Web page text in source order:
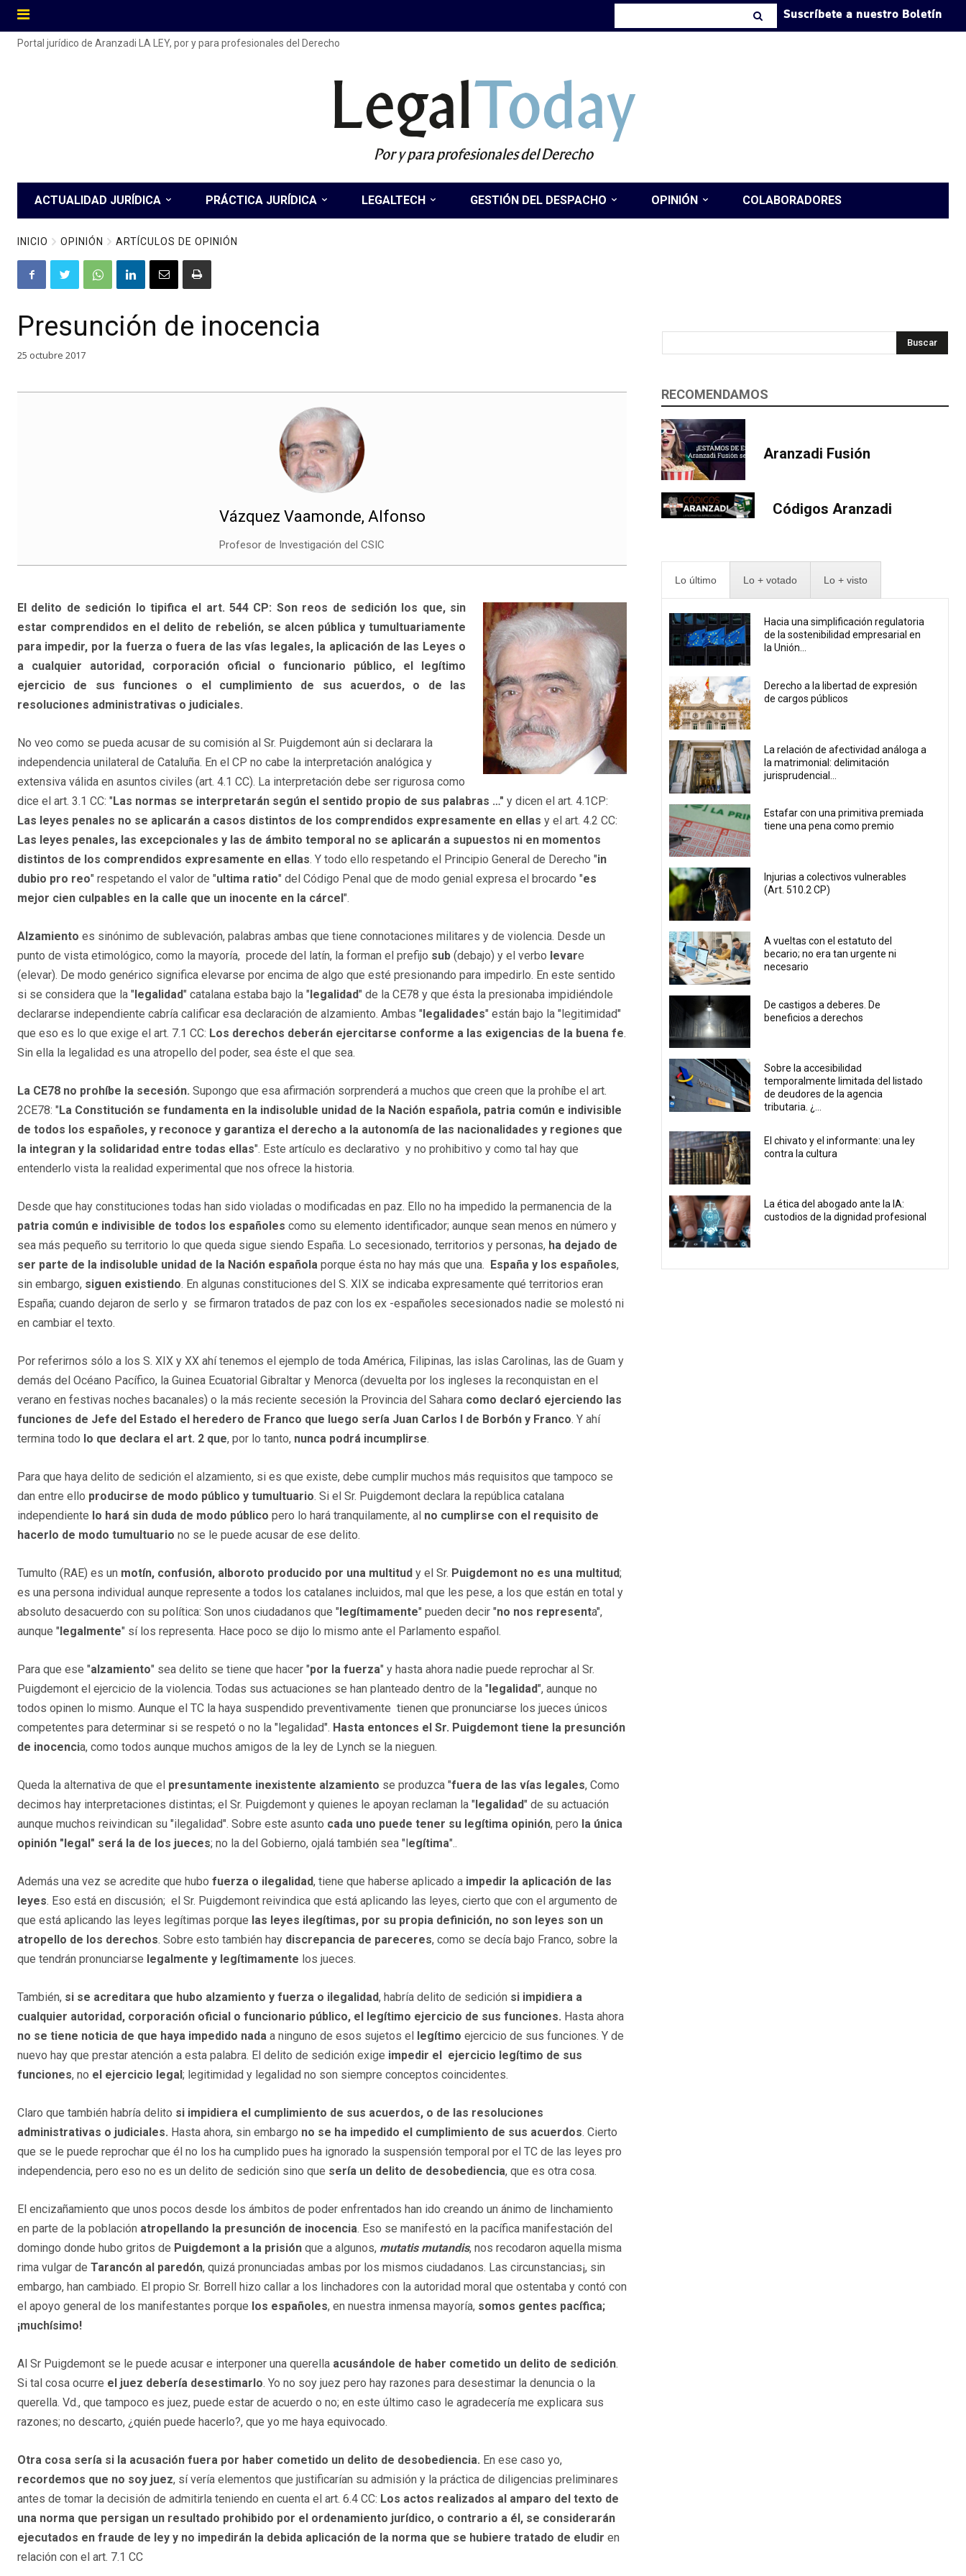
Suscríbete a nuestro Boletín
Portal jurídico de Aranzadi LA LEY, por y para profesionales del Derecho
LegalToday
Por y para profesionales del Derecho
ACTUALIDAD JURÍDICA PRÁCTICA JURÍDICA LEGALTECH GESTIÓN DEL DESPACHO OPINIÓN COLABORADORES
INICIO OPINIÓN ARTÍCULOS DE OPINIÓN
Presunción de inocencia
25 octubre 2017
Vázquez Vaamonde, Alfonso
Profesor de Investigación del CSIC
El delito de sedición lo tipifica el art. 544 CP: Son reos de sedición los que, sin
estar comprendidos en el delito de rebelión, se alcen pública y tumultuariamente
para impedir, por la fuerza o fuera de las vías legales, la aplicación de las Leyes o
a cualquier autoridad, corporación oficial o funcionario público, el legítimo
ejercicio de sus funciones o el cumplimiento de sus acuerdos, o de las
resoluciones administrativas o judiciales.
No veo como se pueda acusar de su comisión al Sr. Puigdemont aún si declarara la
independencia unilateral de Cataluña. En el CP no cabe la interpretación analógica y
extensiva válida en asuntos civiles (art. 4.1 CC). La interpretación debe ser rigurosa como
dice el art. 3.1 CC: "Las normas se interpretarán según el sentido propio de sus palabras …" y dicen el art. 4.1CP:
Las leyes penales no se aplicarán a casos distintos de los comprendidos expresamente en ellas y el art. 4.2 CC:
Las leyes penales, las excepcionales y las de ámbito temporal no se aplicarán a supuestos ni en momentos
distintos de los comprendidos expresamente en ellas. Y todo ello respetando el Principio General de Derecho "in
dubio pro reo" respetando el valor de "ultima ratio" del Código Penal que de modo genial expresa el brocardo "es
mejor cien culpables en la calle que un inocente en la cárcel".
Alzamiento es sinónimo de sublevación, palabras ambas que tiene connotaciones militares y de violencia. Desde un
punto de vista etimológico, como la mayoría, procede del latín, la forman el prefijo sub (debajo) y el verbo levare
(elevar). De modo genérico significa elevarse por encima de algo que esté presionando para impedirlo. En este sentido
si se considera que la "legalidad" catalana estaba bajo la "legalidad" de la CE78 y que ésta la presionaba impidiéndole
declararse independiente cabría calificar esa declaración de alzamiento. Ambas "legalidades" están bajo la "legitimidad"
que eso es lo que exige el art. 7.1 CC: Los derechos deberán ejercitarse conforme a las exigencias de la buena fe.
Sin ella la legalidad es una atropello del poder, sea éste el que sea.
La CE78 no prohíbe la secesión. Supongo que esa afirmación sorprenderá a muchos que creen que la prohíbe el art.
2CE78: "La Constitución se fundamenta en la indisoluble unidad de la Nación española, patria común e indivisible
de todos los españoles, y reconoce y garantiza el derecho a la autonomía de las nacionalidades y regiones que
la integran y la solidaridad entre todas ellas". Este artículo es declarativo y no prohibitivo y como tal hay que
entenderlo vista la realidad experimental que nos ofrece la historia.
Desde que hay constituciones todas han sido violadas o modificadas en paz. Ello no ha impedido la permanencia de la
patria común e indivisible de todos los españoles como su elemento identificador; aunque sean menos en número y
sea más pequeño su territorio lo que queda sigue siendo España. Lo secesionado, territorios y personas, ha dejado de
ser parte de la indisoluble unidad de la Nación española porque ésta no hay más que una. España y los españoles,
sin embargo, siguen existiendo. En algunas constituciones del S. XIX se indicaba expresamente qué territorios eran
España; cuando dejaron de serlo y se firmaron tratados de paz con los ex -españoles secesionados nadie se molestó ni
en cambiar el texto.
Por referirnos sólo a los S. XIX y XX ahí tenemos el ejemplo de toda América, Filipinas, las islas Carolinas, las de Guam y
demás del Océano Pacífico, la Guinea Ecuatorial Gibraltar y Menorca (devuelta por los ingleses la reconquistan en el
verano en festivas noches bacanales) o la más reciente secesión la Provincia del Sahara como declaró ejerciendo las
funciones de Jefe del Estado el heredero de Franco que luego sería Juan Carlos I de Borbón y Franco. Y ahí
termina todo lo que declara el art. 2 que, por lo tanto, nunca podrá incumplirse.
Para que haya delito de sedición el alzamiento, si es que existe, debe cumplir muchos más requisitos que tampoco se
dan entre ello producirse de modo público y tumultuario. Si el Sr. Puigdemont declara la república catalana
independiente lo hará sin duda de modo público pero lo hará tranquilamente, al no cumplirse con el requisito de
hacerlo de modo tumultuario no se le puede acusar de ese delito.
Tumulto (RAE) es un motín, confusión, alboroto producido por una multitud y el Sr. Puigdemont no es una multitud;
es una persona individual aunque represente a todos los catalanes incluidos, mal que les pese, a los que están en total y
absoluto desacuerdo con su política: Son unos ciudadanos que "legítimamente" pueden decir "no nos representa",
aunque "legalmente" sí los representa. Hace poco se dijo lo mismo ante el Parlamento español.
Para que ese "alzamiento" sea delito se tiene que hacer "por la fuerza" y hasta ahora nadie puede reprochar al Sr.
Puigdemont el ejercicio de la violencia. Todas sus actuaciones se han planteado dentro de la "legalidad", aunque no
todos opinen lo mismo. Aunque el TC la haya suspendido preventivamente tienen que pronunciarse los jueces únicos
competentes para determinar si se respetó o no la "legalidad". Hasta entonces el Sr. Puigdemont tiene la presunción
de inocencia, como todos aunque muchos amigos de la ley de Lynch se la nieguen.
Queda la alternativa de que el presuntamente inexistente alzamiento se produzca "fuera de las vías legales, Como
decimos hay interpretaciones distintas; el Sr. Puigdemont y quienes le apoyan reclaman la "legalidad" de su actuación
aunque muchos reivindican su "ilegalidad". Sobre este asunto cada uno puede tener su legítima opinión, pero la única
opinión "legal" será la de los jueces; no la del Gobierno, ojalá también sea "legítima"..
Además una vez se acredite que hubo fuerza o ilegalidad, tiene que haberse aplicado a impedir la aplicación de las
leyes. Eso está en discusión; el Sr. Puigdemont reivindica que está aplicando las leyes, cierto que con el argumento de
que está aplicando las leyes legítimas porque las leyes ilegítimas, por su propia definición, no son leyes son un
atropello de los derechos. Sobre esto también hay discrepancia de pareceres, como se decía bajo Franco, sobre la
que tendrán pronunciarse legalmente y legítimamente los jueces.
También, si se acreditara que hubo alzamiento y fuerza o ilegalidad, habría delito de sedición si impidiera a
cualquier autoridad, corporación oficial o funcionario público, el legítimo ejercicio de sus funciones. Hasta ahora
no se tiene noticia de que haya impedido nada a ninguno de esos sujetos el legítimo ejercicio de sus funciones. Y de
nuevo hay que prestar atención a esta palabra. El delito de sedición exige impedir el ejercicio legítimo de sus
funciones, no el ejercicio legal; legitimidad y legalidad no son siempre conceptos coincidentes.
Claro que también habría delito si impidiera el cumplimiento de sus acuerdos, o de las resoluciones
administrativas o judiciales. Hasta ahora, sin embargo no se ha impedido el cumplimiento de sus acuerdos. Cierto
que se le puede reprochar que él no los ha cumplido pues ha ignorado la suspensión temporal por el TC de las leyes pro
independencia, pero eso no es un delito de sedición sino que sería un delito de desobediencia, que es otra cosa.
El encizañamiento que unos pocos desde los ámbitos de poder enfrentados han ido creando un ánimo de linchamiento
en parte de la población atropellando la presunción de inocencia. Eso se manifestó en la pacífica manifestación del
domingo donde hubo gritos de Puigdemont a la prisión que a algunos, mutatis mutandis, nos recodaron aquella misma
rima vulgar de Tarancón al paredón, quizá pronunciadas ambas por los mismos ciudadanos. Las circunstancias¡, sin
embargo, han cambiado. El propio Sr. Borrell hizo callar a los linchadores con la autoridad moral que ostentaba y contó con
el apoyo general de los manifestantes porque los españoles, en nuestra inmensa mayoría, somos gentes pacífica;
¡muchísimo!
Al Sr Puigdemont se le puede acusar e interponer una querella acusándole de haber cometido un delito de sedición.
Si tal cosa ocurre el juez debería desestimarlo. Yo no soy juez pero hay razones para desestimar la denuncia o la
querella. Vd., que tampoco es juez, puede estar de acuerdo o no; en este último caso le agradecería me explicara sus
razones; no descarto, ¿quién puede hacerlo?, que yo me haya equivocado.
Otra cosa sería si la acusación fuera por haber cometido un delito de desobediencia. En ese caso yo,
recordemos que no soy juez, sí vería elementos que justificarían su admisión y la práctica de diligencias preliminares
antes de tomar la decisión de admitirla teniendo en cuenta el art. 6.4 CC: Los actos realizados al amparo del texto de
una norma que persigan un resultado prohibido por el ordenamiento jurídico, o contrario a él, se considerarán
ejecutados en fraude de ley y no impedirán la debida aplicación de la norma que se hubiere tratado de eludir en
relación con el art. 7.1 CC
Buscar
RECOMENDAMOS
Aranzadi Fusión
Códigos Aranzadi
Lo último Lo + votado Lo + visto
Hacia una simplificación regulatoria
de la sostenibilidad empresarial en
la Unión...
Derecho a la libertad de expresión
de cargos públicos
La relación de afectividad análoga a
la matrimonial: delimitación
jurisprudencial...
Estafar con una primitiva premiada
tiene una pena como premio
Injurias a colectivos vulnerables
(Art. 510.2 CP)
A vueltas con el estatuto del
becario; no era tan urgente ni
necesario
De castigos a deberes. De
beneficios a derechos
Sobre la accesibilidad
temporalmente limitada del listado
de deudores de la agencia
tributaria. ¿...
El chivato y el informante: una ley
contra la cultura
La ética del abogado ante la IA:
custodios de la dignidad profesional